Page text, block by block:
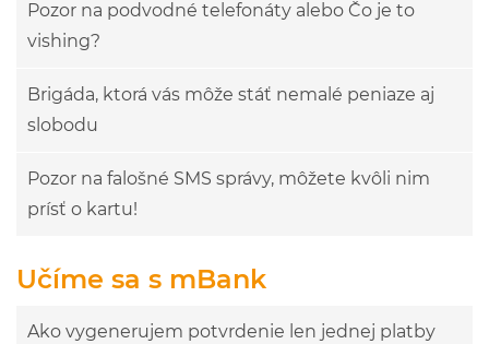
Pozor na podvodné telefonáty alebo Čo je to
vishing?
Brigáda, ktorá vás môže stáť nemalé peniaze aj
slobodu
Pozor na falošné SMS správy, môžete kvôli nim
prísť o kartu!
Učíme sa s mBank
Ako vygenerujem potvrdenie len jednej platby